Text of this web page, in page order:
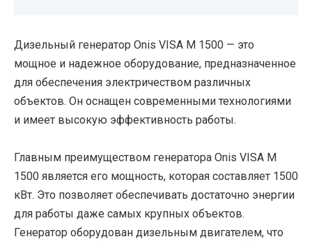
Дизельный генератор Onis VISA M 1500 — это
мощное и надежное оборудование, предназначенное
для обеспечения электричеством различных
объектов. Он оснащен современными технологиями
и имеет высокую эффективность работы.
Главным преимуществом генератора Onis VISA M
1500 является его мощность, которая составляет 1500
кВт. Это позволяет обеспечивать достаточно энергии
для работы даже самых крупных объектов.
Генератор оборудован дизельным двигателем, что